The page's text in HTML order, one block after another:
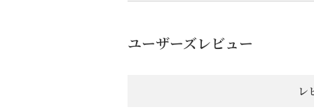
ユーザーズレビュー
レ